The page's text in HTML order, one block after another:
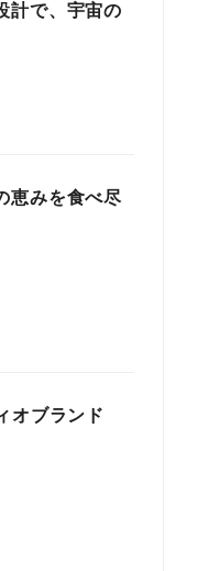
計で、宇宙の
恵みを食べ尽
オブランド